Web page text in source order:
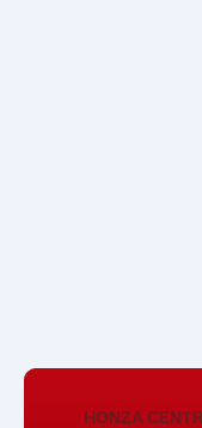
HONZA